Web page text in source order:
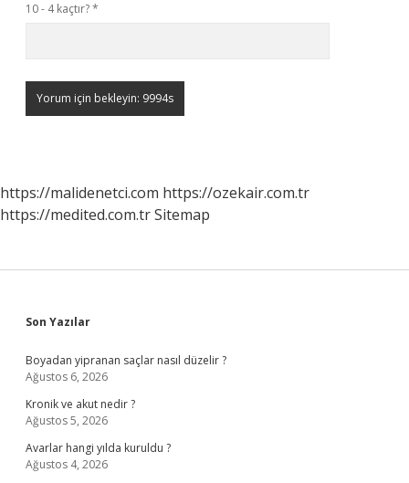
10 - 4 kaçtır?*
https://malidenetci.com https://ozekair.com.tr
https://medited.com.trSitemap
Sidebar
Son Yazılar
Boyadan yipranan saçlar nasıl düzelir ?
Ağustos 6, 2026
Kronik ve akut nedir ?
Ağustos 5, 2026
Avarlar hangi yılda kuruldu ?
Ağustos 4, 2026